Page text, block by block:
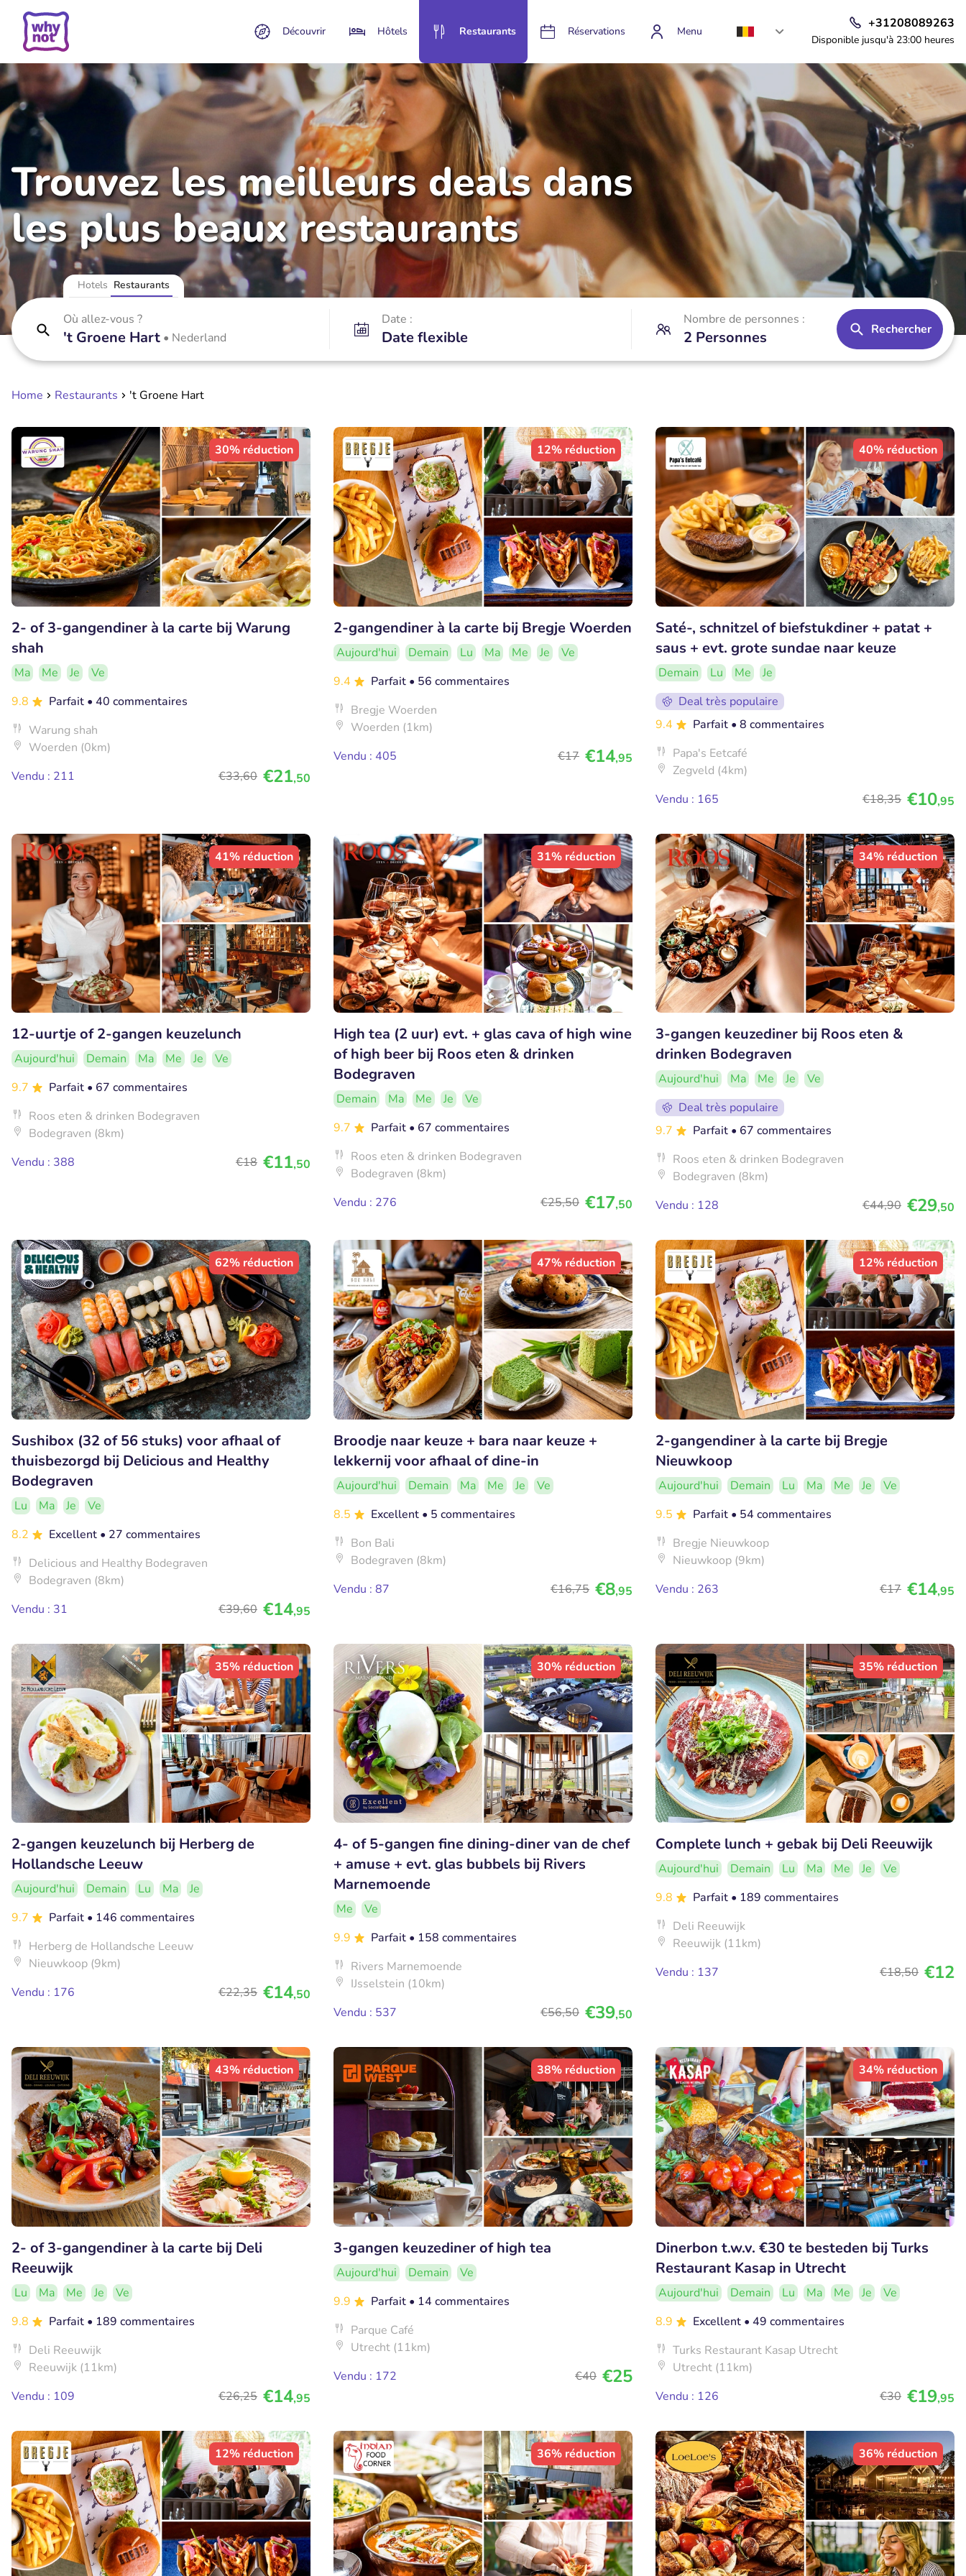
Découvrir Hôtels Restaurants Réservations Menu
+31208089263
Disponible jusqu'à 23:00 heures
Trouvez les meilleurs deals dans
les plus beaux restaurants
Hotels Restaurants
Où allez-vous ?
't Groene Hart • Nederland
Date :
Date flexible
Nombre de personnes :
2 Personnes Rechercher
Home Restaurants 't Groene Hart
30% réduction
2- of 3-gangendiner à la carte bij Warung
shah
Ma Me Je
Ve
9.8
Parfait • 40 commentaires
Warung shah
Woerden (0km)
Vendu : 211
€33,60 €21,50
12% réduction
2-gangendiner à la carte bij Bregje Woerden
Aujourd'hui Demain Lu Ma Me Je
Ve
9.4
Parfait • 56 commentaires
Bregje Woerden
Woerden (1km)
Vendu : 405
€17 €14,95
40% réduction
Saté-, schnitzel of biefstukdiner + patat +
saus + evt. grote sundae naar keuze
Demain Lu Me
Je
Deal très populaire
9.4
Parfait • 8 commentaires
Papa's Eetcafé
Zegveld (4km)
Vendu : 165
€18,35 €10,95
41% réduction
12-uurtje of 2-gangen keuzelunch
Aujourd'hui Demain Ma Me Je
Ve
9.7
Parfait • 67 commentaires
Roos eten & drinken Bodegraven
Bodegraven (8km)
Vendu : 388
€18 €11,50
31% réduction
High tea (2 uur) evt. + glas cava of high wine
of high beer bij Roos eten & drinken
Bodegraven
Demain Ma Me Je
Ve
9.7
Parfait • 67 commentaires
Roos eten & drinken Bodegraven
Bodegraven (8km)
Vendu : 276
€25,50 €17,50
34% réduction
3-gangen keuzediner bij Roos eten &
drinken Bodegraven
Aujourd'hui Ma Me Je
Ve
Deal très populaire
9.7
Parfait • 67 commentaires
Roos eten & drinken Bodegraven
Bodegraven (8km)
Vendu : 128
€44,90 €29,50
62% réduction
Sushibox (32 of 56 stuks) voor afhaal of
thuisbezorgd bij Delicious and Healthy
Bodegraven
Lu Ma Je
Ve
8.2
Excellent • 27 commentaires
Delicious and Healthy Bodegraven
Bodegraven (8km)
Vendu : 31
€39,60 €14,95
47% réduction
Broodje naar keuze + bara naar keuze +
lekkernij voor afhaal of dine-in
Aujourd'hui Demain Ma Me Je
Ve
8.5
Excellent • 5 commentaires
Bon Bali
Bodegraven (8km)
Vendu : 87
€16,75 €8,95
12% réduction
2-gangendiner à la carte bij Bregje
Nieuwkoop
Aujourd'hui Demain Lu Ma Me Je
Ve
9.5
Parfait • 54 commentaires
Bregje Nieuwkoop
Nieuwkoop (9km)
Vendu : 263
€17 €14,95
35% réduction
2-gangen keuzelunch bij Herberg de
Hollandsche Leeuw
Aujourd'hui Demain Lu Ma
Je
9.7
Parfait • 146 commentaires
Herberg de Hollandsche Leeuw
Nieuwkoop (9km)
Vendu : 176
€22,35 €14,50
30% réduction
4- of 5-gangen fine dining-diner van de chef
+ amuse + evt. glas bubbels bij Rivers
Marnemoende
Me
Ve
9.9
Parfait • 158 commentaires
Rivers Marnemoende
IJsselstein (10km)
Vendu : 537
€56,50 €39,50
35% réduction
Complete lunch + gebak bij Deli Reeuwijk
Aujourd'hui Demain Lu Ma Me Je
Ve
9.8
Parfait • 189 commentaires
Deli Reeuwijk
Reeuwijk (11km)
Vendu : 137
€18,50 €12
43% réduction
2- of 3-gangendiner à la carte bij Deli
Reeuwijk
Lu Ma Me Je
Ve
9.8
Parfait • 189 commentaires
Deli Reeuwijk
Reeuwijk (11km)
Vendu : 109
€26,25 €14,95
38% réduction
3-gangen keuzediner of high tea
Aujourd'hui Demain
Ve
9.9
Parfait • 14 commentaires
Parque Café
Utrecht (11km)
Vendu : 172
€40 €25
34% réduction
Dinerbon t.w.v. €30 te besteden bij Turks
Restaurant Kasap in Utrecht
Aujourd'hui Demain Lu Ma Me Je
Ve
8.9
Excellent • 49 commentaires
Turks Restaurant Kasap Utrecht
Utrecht (11km)
Vendu : 126
€30 €19,95
12% réduction 36% réduction 36% réduction